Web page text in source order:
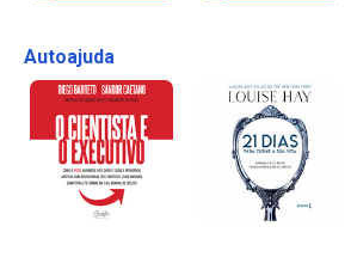
Autoajuda